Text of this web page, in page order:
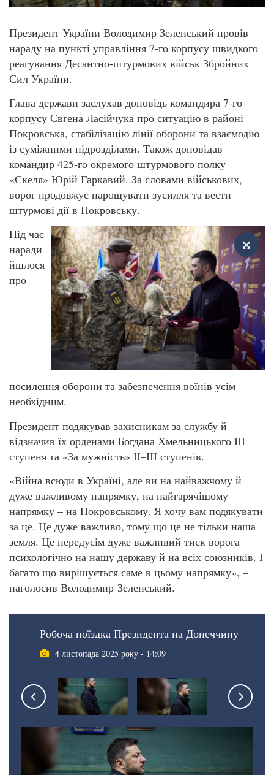
Президент України Володимир Зеленський провів
нараду на пункті управління 7-го корпусу швидкого
реагування Десантно-штурмових військ Збройних
Сил України.
Глава держави заслухав доповідь командира 7-го
корпусу Євгена Ласійчука про ситуацію в районі
Покровська, стабілізацію лінії оборони та взаємодію
із суміжними підрозділами. Також доповідав
командир 425-го окремого штурмового полку
«Скеля» Юрій Гаркавий. За словами військових,
ворог продовжує нарощувати зусилля та вести
штурмові дії в Покровську.
Під час
наради
йшлося
про
посилення оборони та забезпечення воїнів усім
необхідним.
Президент подякував захисникам за службу й
відзначив їх орденами Богдана Хмельницького ІІІ
ступеня та «За мужність» ІІ–ІІІ ступенів.
«Війна всюди в Україні, але ви на найважчому й
дуже важливому напрямку, на найгарячішому
напрямку – на Покровському. Я хочу вам подякувати
за це. Це дуже важливо, тому що це не тільки наша
земля. Це передусім дуже важливий тиск ворога
психологічно на нашу державу й на всіх союзників. І
багато що вирішується саме в цьому напрямку», –
наголосив Володимир Зеленський.
Робоча поїздка Президента на Донеччину
4 листопада 2025 року - 14:09